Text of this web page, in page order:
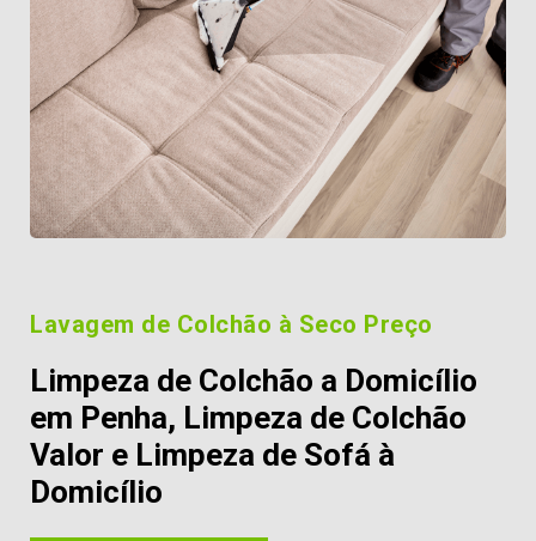
Lavagem de Colchão à Seco Preço
Limpeza de Colchão a Domicílio
em Penha, Limpeza de Colchão
Valor e Limpeza de Sofá à
Domicílio